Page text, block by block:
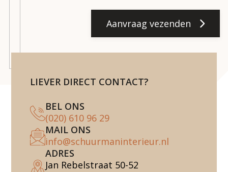
Aanvraag vezenden
LIEVER DIRECT CONTACT?
BEL ONS
(020) 610 96 29
MAIL ONS
info@schuurmaninterieur.nl
ADRES
Jan Rebelstraat 50-52